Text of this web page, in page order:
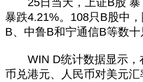
暴跌4.21%。108只B股中
B、中鲁B和宁通信B等数十
WIN D统计数据显示，
币兑港元、人民币对美元